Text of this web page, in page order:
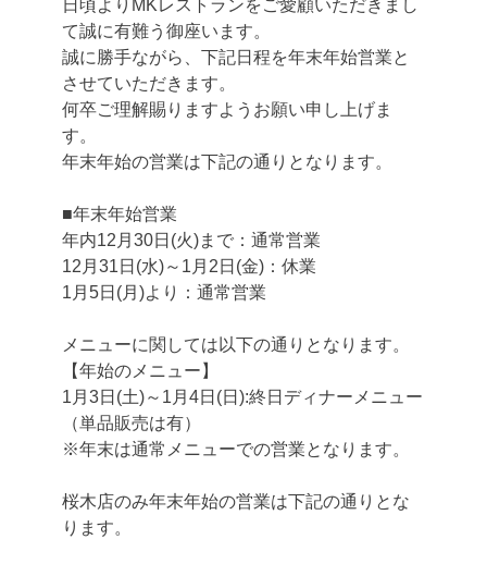
日頃よりMKレストランをご愛顧いただきまし
て誠に有難う御座います。
誠に勝手ながら、下記日程を年末年始営業と
させていただきます。
何卒ご理解賜りますようお願い申し上げま
す。
年末年始の営業は下記の通りとなります。
■年末年始営業
年内12月30日(火)まで：通常営業
12月31日(水)～1月2日(金)：休業
1月5日(月)より：通常営業
メニューに関しては以下の通りとなります。
【年始のメニュー】
1月3日(土)～1月4日(日):終日ディナーメニュー
（単品販売は有）
※年末は通常メニューでの営業となります。
桜木店のみ年末年始の営業は下記の通りとな
ります。